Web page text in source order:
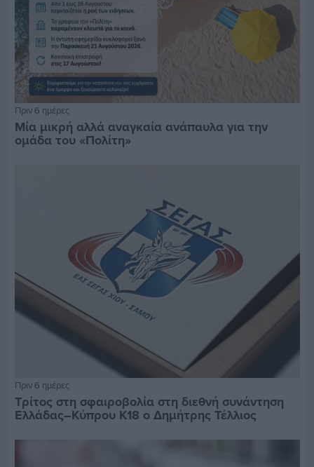
Πριν 6 ημέρες
Μία μικρή αλλά αναγκαία ανάπαυλα για την
ομάδα του «Πολίτη»
Πριν 6 ημέρες
Τρίτος στη σφαιροβολία στη διεθνή συνάντηση
Ελλάδας–Κύπρου Κ18 ο Δημήτρης Τέλλιος